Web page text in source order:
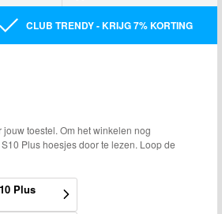
CLUB TRENDY - KRIJG 7% KORTING
toestel. Om het winkelen nog
Plus hoesjes door te lezen. Loop de
Plus